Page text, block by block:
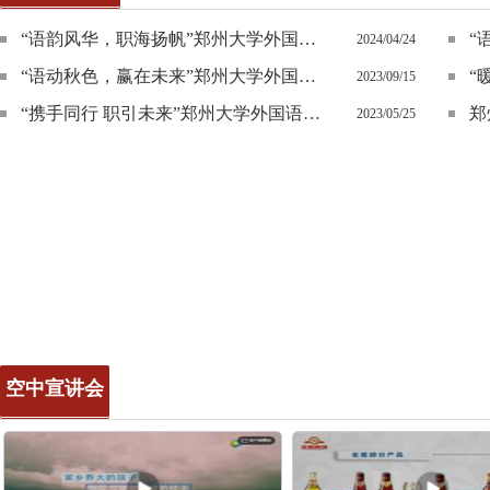
“语韵风华，职海扬帆”郑州大学外国语与国际关系学院2024年春季线上专场活动 2024/04/24
“语动秋色，赢在未来”郑州大学外国语与国际关系学院线上专场活动 2023/09/15
“携手同行 职引未来”郑州大学外国语与国际关系学院线下招聘会 2023/05/25
空中宣讲会